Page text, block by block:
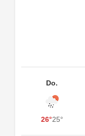
Do.
26°25°